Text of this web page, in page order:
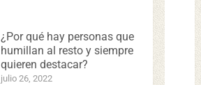
¿Por qué hay personas que
humillan al resto y siempre
quieren destacar?
julio 26, 2022